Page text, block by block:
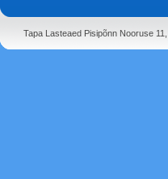
Tapa Lasteaed Pisipõnn Nooruse